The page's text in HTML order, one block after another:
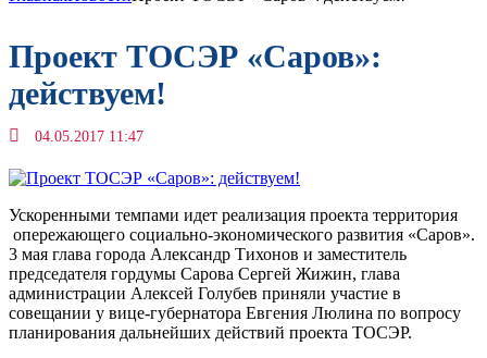
Проект ТОСЭР «Саров»:
действуем!
04.05.2017 11:47
Ускоренными темпами идет реализация проекта территория
опережающего социально-экономического развития «Саров».
3 мая глава города Александр Тихонов и заместитель
председателя гордумы Сарова Сергей Жижин, глава
администрации Алексей Голубев приняли участие в
совещании у вице-губернатора Евгения Люлина по вопросу
планирования дальнейших действий проекта ТОСЭР.